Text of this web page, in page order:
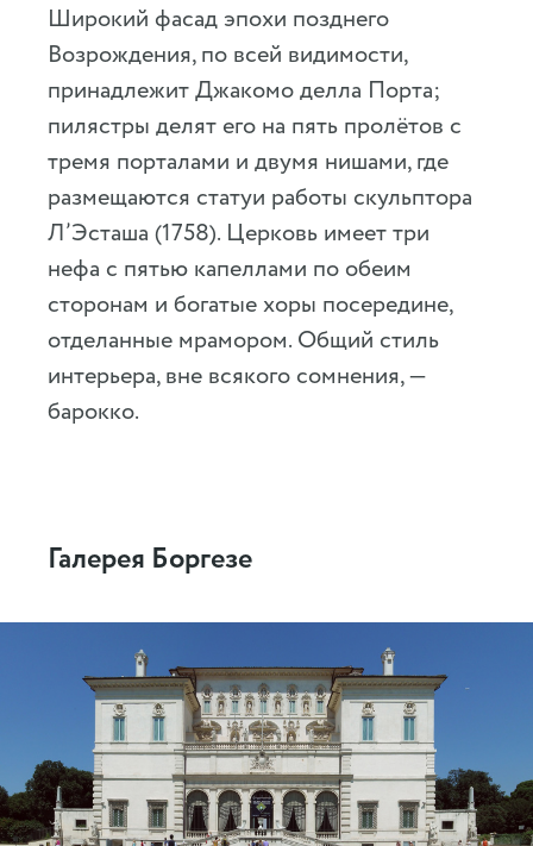
Широкий фасад эпохи позднего
Возрождения, по всей видимости,
принадлежит Джакомо делла Порта;
пилястры делят его на пять пролётов с
тремя порталами и двумя нишами, где
размещаются статуи работы скульптора
Л’Эсташа (1758). Церковь имеет три
нефа с пятью капеллами по обеим
сторонам и богатые хоры посередине,
отделанные мрамором. Общий стиль
интерьера, вне всякого сомнения, —
барокко.
Галерея Боргезе